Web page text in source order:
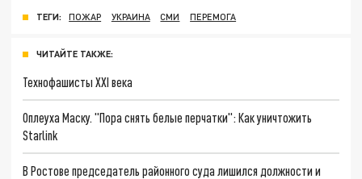
ТЕГИ: ПОЖАР УКРАИНА СМИ ПЕРЕМОГА
ЧИТАЙТЕ ТАКЖЕ:
Технофашисты XXI века
Оплеуха Маску. "Пора снять белые перчатки": Как уничтожить
Starlink
В Ростове председатель районного суда лишился должности и